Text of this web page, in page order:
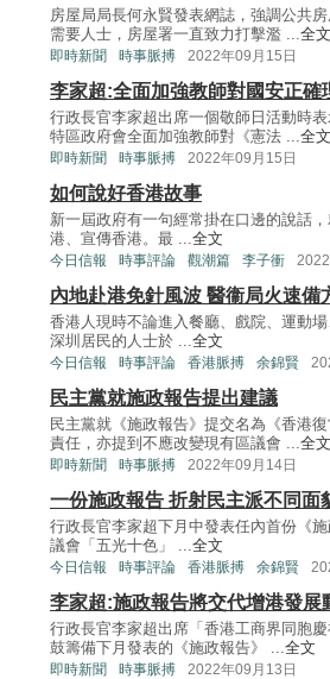
房屋局局長何永賢發表網誌，強調公共
需要人士，房屋署一直致力打擊濫 ...全文
即時新聞 時事脈搏 2022年09月15日
李家超:全面加強教師對國安正確
行政長官李家超出席一個敬師日活動時
特區政府會全面加強教師對《憲法 ...全文
即時新聞 時事脈搏 2022年09月15日
如何說好香港故事
新一屆政府有一句經常掛在口邊的說話
港、宣傳香港。最 ...全文
今日信報 時事評論 觀潮篇 李子衝
內地赴港免針風波 醫衞局火速備
香港人現時不論進入餐廳、戲院、運動
深圳居民的人士於 ...全文
今日信報 時事評論 香港脈搏 余錦賢
民主黨就施政報告提出建議
民主黨就《施政報告》提交名為《香港
責任，亦提到不應改變現有區議會 ...全文
即時新聞 時事脈搏 2022年09月14日
一份施政報告 折射民主派不同面
行政長官李家超下月中發表任內首份《
議會「五光十色」 ...全文
今日信報 時事評論 香港脈搏 余錦賢
李家超:施政報告將交代增港發展
行政長官李家超出席「香港工商界同胞
鼓籌備下月發表的《施政報告》 ...全文
即時新聞 時事脈搏 2022年09月13日